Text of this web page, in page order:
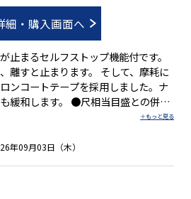
細・購入画面へ
止まるセルフストップ機能付です。
離すと止まります。 そして、摩耗に
ンコートテープを採用しました。ナ
緩和します。 ●尺相当目盛との併用
付可能なシャフトを標準装備 ●衝撃吸
護 ●ショックアブソーバー(衝撃吸
表示付 ●０点補正移動爪付 ●ベル
年09月03日（木）